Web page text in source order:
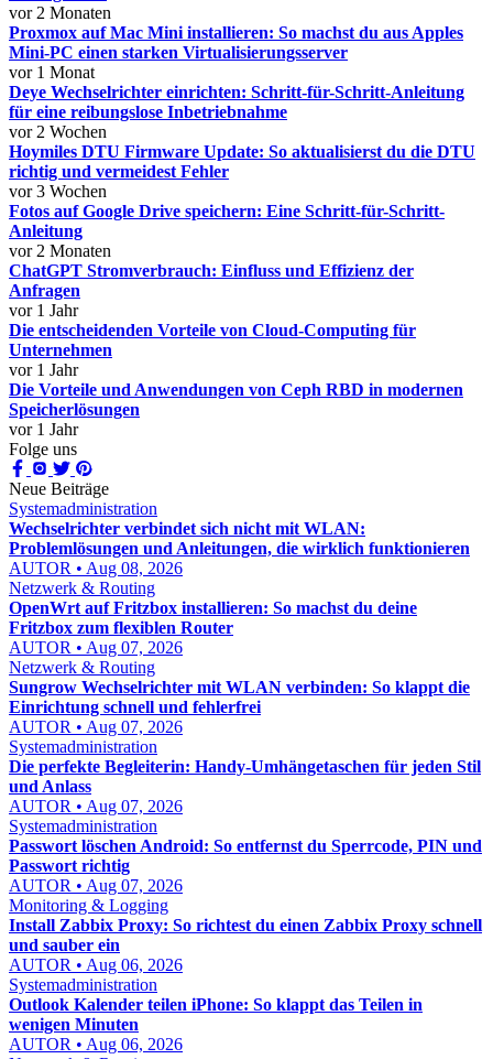
vor 2 Monaten
Proxmox auf Mac Mini installieren: So machst du aus Apples
Mini-PC einen starken Virtualisierungsserver
vor 1 Monat
Deye Wechselrichter einrichten: Schritt-für-Schritt-Anleitung
für eine reibungslose Inbetriebnahme
vor 2 Wochen
Hoymiles DTU Firmware Update: So aktualisierst du die DTU
richtig und vermeidest Fehler
vor 3 Wochen
Fotos auf Google Drive speichern: Eine Schritt-für-Schritt-
Anleitung
vor 2 Monaten
ChatGPT Stromverbrauch: Einfluss und Effizienz der
Anfragen
vor 1 Jahr
Die entscheidenden Vorteile von Cloud-Computing für
Unternehmen
vor 1 Jahr
Die Vorteile und Anwendungen von Ceph RBD in modernen
Speicherlösungen
vor 1 Jahr
Folge uns
Neue Beiträge
Systemadministration
Wechselrichter verbindet sich nicht mit WLAN:
Problemlösungen und Anleitungen, die wirklich funktionieren
AUTOR • Aug 08, 2026
Netzwerk & Routing
OpenWrt auf Fritzbox installieren: So machst du deine
Fritzbox zum flexiblen Router
AUTOR • Aug 07, 2026
Netzwerk & Routing
Sungrow Wechselrichter mit WLAN verbinden: So klappt die
Einrichtung schnell und fehlerfrei
AUTOR • Aug 07, 2026
Systemadministration
Die perfekte Begleiterin: Handy-Umhängetaschen für jeden Stil
und Anlass
AUTOR • Aug 07, 2026
Systemadministration
Passwort löschen Android: So entfernst du Sperrcode, PIN und
Passwort richtig
AUTOR • Aug 07, 2026
Monitoring & Logging
Install Zabbix Proxy: So richtest du einen Zabbix Proxy schnell
und sauber ein
AUTOR • Aug 06, 2026
Systemadministration
Outlook Kalender teilen iPhone: So klappt das Teilen in
wenigen Minuten
AUTOR • Aug 06, 2026